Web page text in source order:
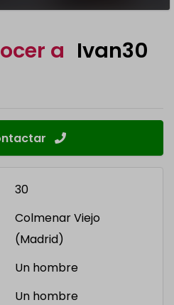
a Ivan30
30
Colmenar Viejo
(Madrid)
Un hombre
Un hombre